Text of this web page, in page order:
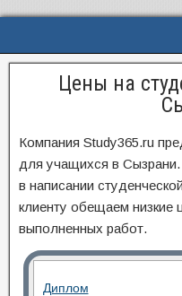
Цены на
Компания Study365.ru
для учащихся в
в написании
клиенту обещаем низкие
выполненных работ.
Диплом